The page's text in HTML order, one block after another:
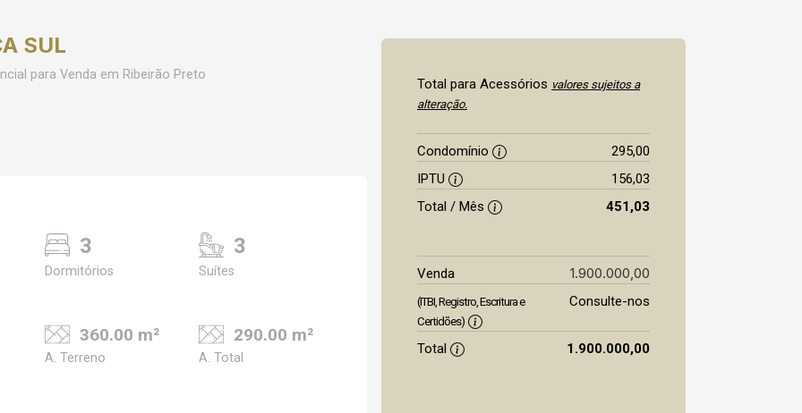
SUL
para Venda em Ribeirão Preto
3
Dormitórios
3
Suítes
360.00 m²
A. Terreno
290.00 m²
A. Total
Total para Acessórios valores sujeitos a
alteração.
Condomínio
295,00
IPTU
156,03
Total / Mês
451,03
Venda 1.900.000,00
(ITBI, Registro, Escritura e
Certidões)
Consulte-nos
Total 1.900.000,00